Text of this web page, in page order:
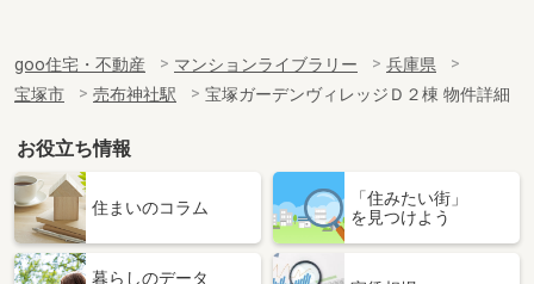
goo住宅・不動産 マンションライブラリー
兵庫県
宝塚市
売布神社駅 宝塚ガーデンヴィレッジＤ２棟 物件詳細
お役立ち情報
住まいのコラム
「住みたい街」
を見つけよう
暮らしのデータ